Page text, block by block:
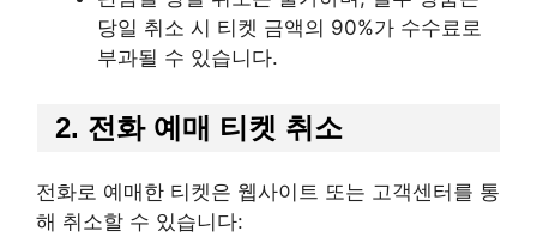
당일 취소 시 티켓 금액의 90%가 수수료로
부과될 수 있습니다.
2. 전화 예매 티켓 취소
전화로 예매한 티켓은 웹사이트 또는 고객센터를 통
해 취소할 수 있습니다: